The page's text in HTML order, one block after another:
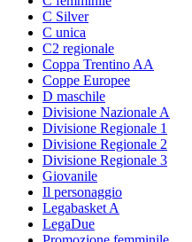
C Silver
C unica
C2 regionale
Coppa Trentino AA
Coppe Europee
D maschile
Divisione Nazionale A
Divisione Regionale 1
Divisione Regionale 2
Divisione Regionale 3
Giovanile
Il personaggio
Legabasket A
LegaDue